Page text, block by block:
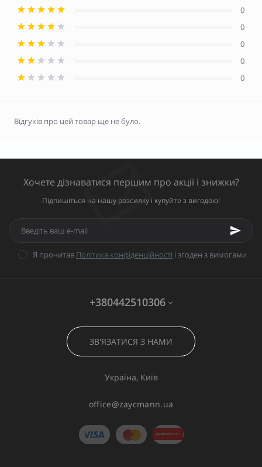
0
0
0
0
0
Відгуків про цей товар ще не було.
Хочете дізнаватися першим про акції і знижки?
Підпишіться на нашу розсилку і купуйте з вигодою!
Я прочитав Політика конфіденційності і згоден з вимогами
+380442510306
ЗВ'ЯЗАТИСЯ З НАМИ
Україна, Київ
office@zaycmann.ua